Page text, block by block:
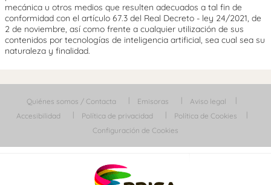
mecánica u otros medios que resulten adecuados a tal fin de
conformidad con el artículo 67.3 del Real Decreto - ley 24/2021, de
2 de noviembre, así como frente a cualquier utilización de sus
contenidos por tecnologías de inteligencia artificial, sea cual sea su
naturaleza y finalidad.
Quiénes somos / Contacta Emisoras
Aviso legal
Accesibilidad
Política de privacidad
Política de Cookies
Configuración de Cookies